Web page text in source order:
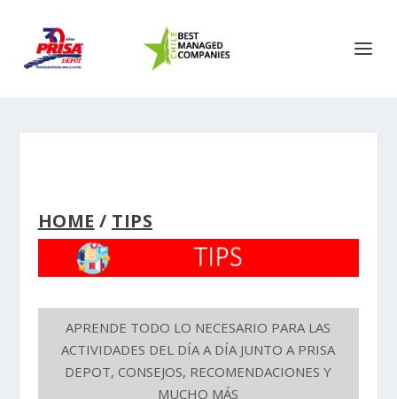
HOME / TIPS
APRENDE TODO LO NECESARIO PARA LAS
ACTIVIDADES DEL DÍA A DÍA JUNTO A PRISA
DEPOT, CONSEJOS, RECOMENDACIONES Y
MUCHO MÁS